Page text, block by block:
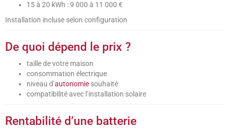
15 à 20 kWh : 9 000 à 11 000 €
Installation incluse selon configuration
De quoi dépend le prix ?
taille de votre maison
consommation électrique
niveau d’autonomie souhaité
compatibilité avec l’installation solaire
Rentabilité d’une batterie